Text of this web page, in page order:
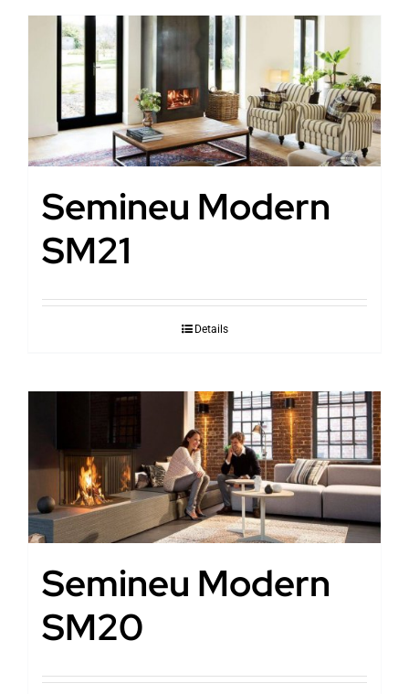
Semineu Modern
SM21
Details
Semineu Modern
SM20